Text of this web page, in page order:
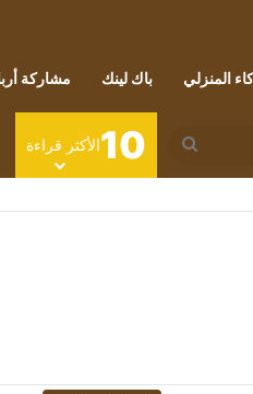
المنزلي باك لينك مشاركة
بحث
عن
10الأكثر قراءة